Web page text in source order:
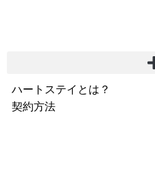
ハートステイとは？
契約方法